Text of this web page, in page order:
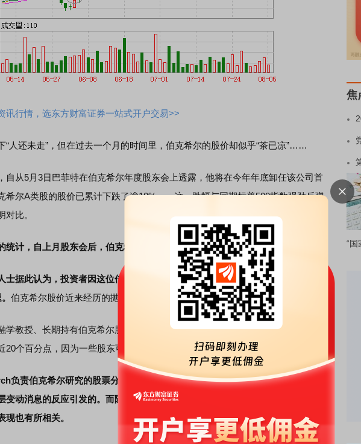
讯行情，选东方财富证券一站式开户交易>>
还未走”，但在过去一个月的时间里，伯克希尔的股价却似乎“茶已凉”……
从5月3日巴菲特在伯克希尔年度股东会上透露，他将在今年年底卸任该公司首
希尔A类股的股价已累计下跌了逾10%——这一跌幅与同期标普500指数强劲反弹
对比。
统计，自上月股东会后，伯克希尔的股价表现已跑输标普500指数约15个百分点。
士据此认为，投资者因这位传奇投资大师的非凡号召力而赋予的额外估值——“巴
伯克希尔股价近来经历的抛售，部分可能就要归因于“巴菲特溢价”的迅速蒸发。
教授、长期持有伯克希尔股票的David Kass表示，这种相对大盘的跑输幅度在
20个百分点，因为一些股东可能会对伯克希尔近期的价格表现感到失望。
负责伯克希尔研究的股票分析师Kevin Heal指出，该股最初的下跌，可能是由算
变动消息的反应引发的。而随后的下跌似乎更多是由基本面因素驱动的，与公司
现也有所相关。
焦
“国